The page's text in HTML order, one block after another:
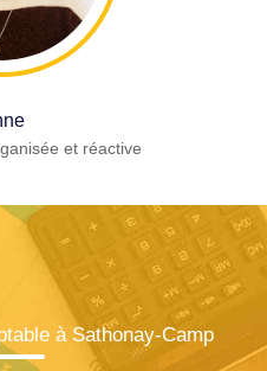
et réactive
à Sathonay-Camp